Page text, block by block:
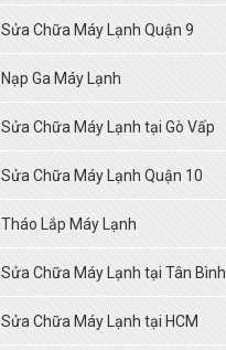
Sửa Chữa Máy Lạnh Quận 9
Nạp Ga Máy Lạnh
Sửa Chữa Máy Lạnh tại Gò Vấp
Sửa Chữa Máy Lạnh Quận 10
Tháo Lắp Máy Lạnh
Sửa Chữa Máy Lạnh tại Tân Bình
Sửa Chữa Máy Lạnh tại HCM